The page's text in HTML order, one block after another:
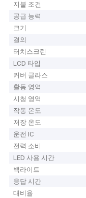
지불 조건
공급 능력
크기
결의
터치스크린
LCD 타입
커버 글라스
활동 영역
시청 영역
작동 온도
저장 온도
운전 IC
전력 소비
LED 사용 시간
백라이트
응답 시간
대비율